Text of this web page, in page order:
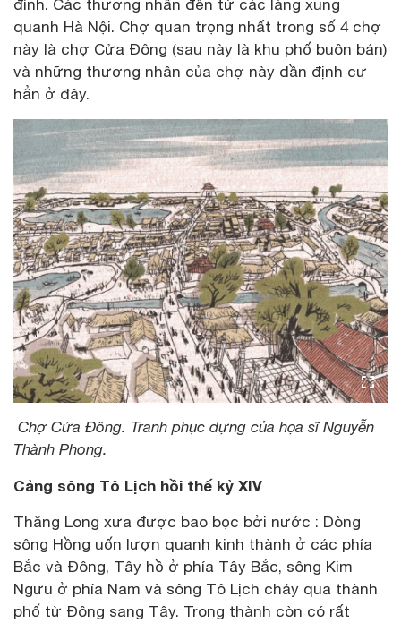
đình. Các thương nhân đến từ các làng xung
quanh Hà Nội. Chợ quan trọng nhất trong số 4 chợ
này là chợ Cửa Đông (sau này là khu phố buôn bán)
và những thương nhân của chợ này dần định cư
hẳn ở đây.
Chợ Cửa Đông. Tranh phục dựng của họa sĩ Nguyễn
Thành Phong.
Cảng sông Tô Lịch hồi thế kỷ XIV
Thăng Long xưa được bao bọc bởi nước : Dòng
sông Hồng uốn lượn quanh kinh thành ở các phía
Bắc và Đông, Tây hồ ở phía Tây Bắc, sông Kim
Ngưu ở phía Nam và sông Tô Lịch chảy qua thành
phố từ Đông sang Tây. Trong thành còn có rất